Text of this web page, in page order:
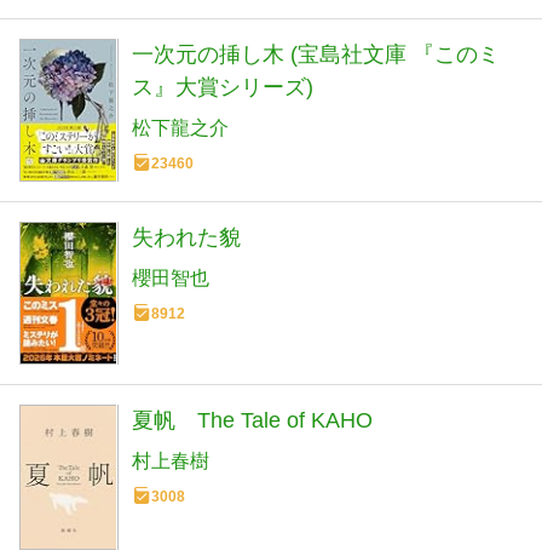
一次元の挿し木 (宝島社文庫 『このミ
ス』大賞シリーズ)
松下龍之介
23460
失われた貌
櫻田智也
8912
夏帆 The Tale of KAHO
村上春樹
3008